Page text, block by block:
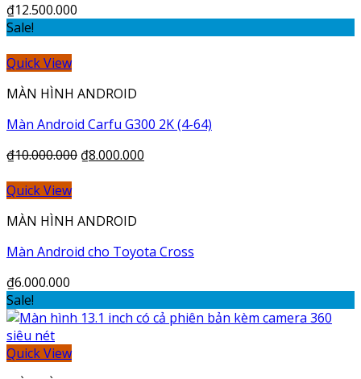
₫12.500.000
Sale!
Quick View
MÀN HÌNH ANDROID
Màn Android Carfu G300 2K (4-64)
₫10.000.000 ₫8.000.000
Quick View
MÀN HÌNH ANDROID
Màn Android cho Toyota Cross
₫6.000.000
Sale!
Quick View